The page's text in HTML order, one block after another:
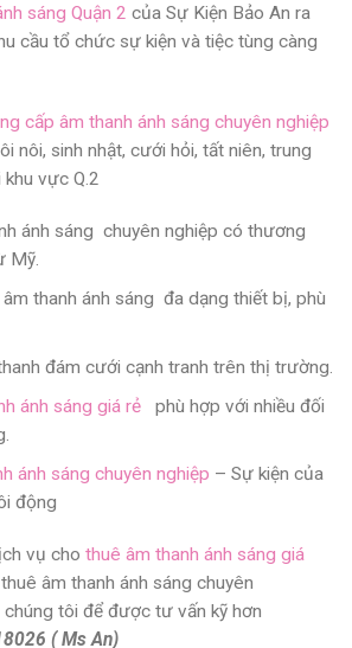
sáng Quận 2 của Sự Kiện Bảo An ra
cầu tổ chức sự kiện và tiệc tùng càng
cấp âm thanh ánh sáng chuyên nghiệp
nôi, sinh nhật, cưới hỏi, tất niên, trung
vực Q.2
ánh sáng chuyên nghiệp có thương
Mỹ.
thanh ánh sáng đa dạng thiết bị, phù
đám cưới cạnh tranh trên thị trường.
ánh sáng giá rẻ
phù hợp với nhiều đối
ánh sáng chuyên nghiệp – Sự kiện của
động
vụ cho thuê âm thanh ánh sáng giá
thuê âm thanh ánh sáng chuyên
chúng tôi để được tư vấn kỹ hơn
( Ms An)